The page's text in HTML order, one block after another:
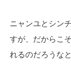
ニャンユとシン
すが、だからこ
れるのだろうな